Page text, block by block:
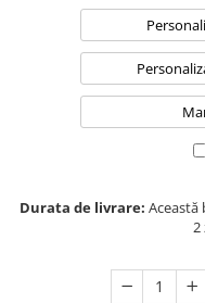
Durata de livrare: Această
2